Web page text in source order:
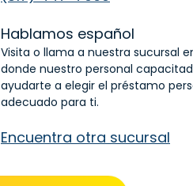
Hablamos español
Visita o llama a nuestra sucursal
donde nuestro personal
ayudarte a elegir el préstamo
adecuado para ti.
Encuentra otra sucursal